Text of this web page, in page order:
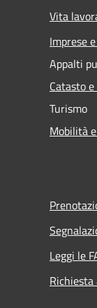
Vita
Imprese
Appalti
Catasto
Turismo
Mobilità
Leggi le